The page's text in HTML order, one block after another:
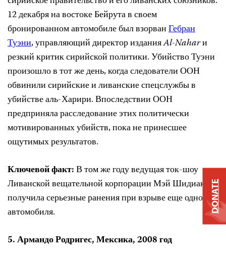
12 декабря на востоке Бейрута в своем
бронированном автомобиле был взорванГебран
Туэни, управляющий директор изданияAl-Naharи
резкий критик сирийской политики. Убийство Туэни
произошло в тотже день, когда следователи ООН
обвинили сирийские и ливанские спецслужбы в
убийстве аль-Харири. Впоследствии ООН
предприняла расследование этих политически
мотивированных убийств, пока не принесшее
ощутимых результатов.
Ключевой факт:В том же году ведущая ток-шоу
Ливанской вещательной корпорации Мэй Шидиак
получила серьезные ранения при взрыве еще одного
автомобиля.
5. Армандо Родригес, Мексика, 2008год
DONATE